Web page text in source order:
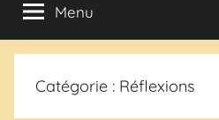
Menu
Catégorie : Réflexions